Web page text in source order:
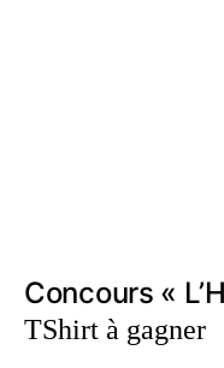
Concours «
TShirt à gagner